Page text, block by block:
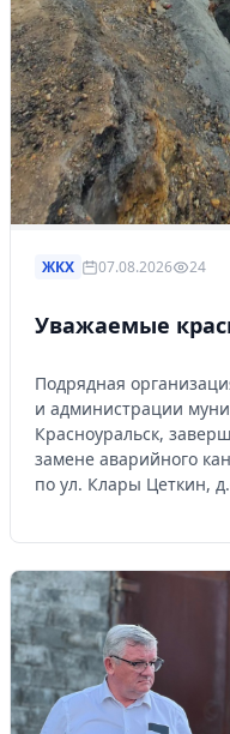
ЖКХ 07.08.2026 24
Уважаемые
Подрядная
и администрации
Красноуральск,
замене аварийного
по ул. Клары Цеткин,